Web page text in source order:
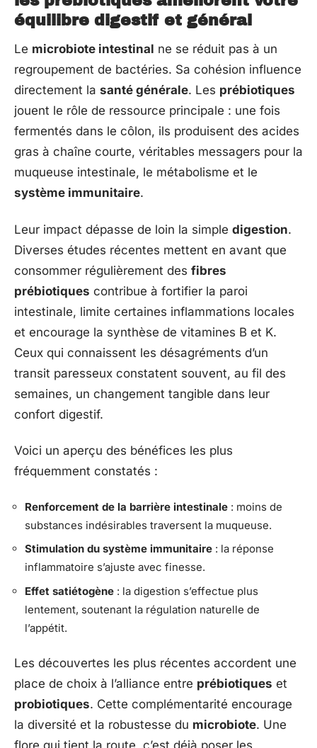
équilibre digestif et général
Le microbiote intestinal ne se réduit pas à un
regroupement de bactéries. Sa cohésion influence
directement la santé générale. Les prébiotiques
jouent le rôle de ressource principale : une fois
fermentés dans le côlon, ils produisent des acides
gras à chaîne courte, véritables messagers pour la
muqueuse intestinale, le métabolisme et le
système immunitaire.
Leur impact dépasse de loin la simple digestion.
Diverses études récentes mettent en avant que
consommer régulièrement des fibres
prébiotiques contribue à fortifier la paroi
intestinale, limite certaines inflammations locales
et encourage la synthèse de vitamines B et K.
Ceux qui connaissent les désagréments d’un
transit paresseux constatent souvent, au fil des
semaines, un changement tangible dans leur
confort digestif.
Voici un aperçu des bénéfices les plus
fréquemment constatés :
Renforcement de la barrière intestinale : moins de
substances indésirables traversent la muqueuse.
Stimulation du système immunitaire : la réponse
inflammatoire s’ajuste avec finesse.
Effet satiétogène : la digestion s’effectue plus
lentement, soutenant la régulation naturelle de
l’appétit.
Les découvertes les plus récentes accordent une
place de choix à l’alliance entre prébiotiques et
probiotiques. Cette complémentarité encourage
la diversité et la robustesse du microbiote. Une
flore qui tient la route, c’est déjà poser les